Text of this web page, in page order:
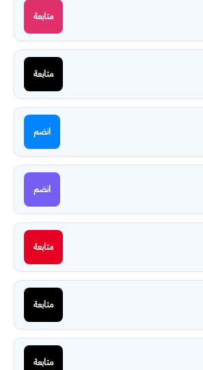
متابعة
متابعة
انضم
انضم
متابعة
متابعة
متابعة